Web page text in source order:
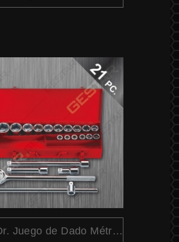
3/4" Dr. Juego de Dado Métrico 21Pc.